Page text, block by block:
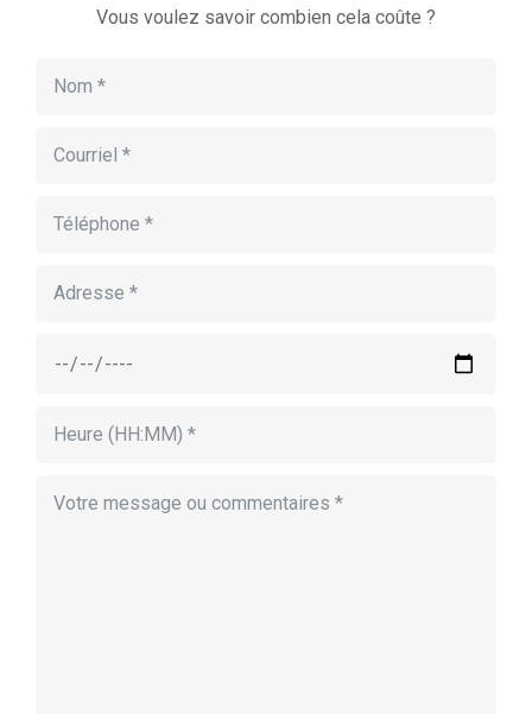
Vous voulez savoir combien cela coûte ?